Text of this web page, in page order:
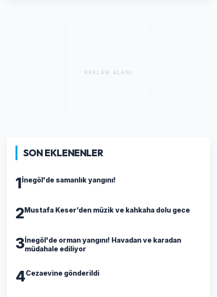
REKLAM ALANI
SON EKLENENLER
1İnegöl'de samanlık yangını!
2Mustafa Keser’den müzik ve kahkaha dolu gece
3İnegöl'de orman yangını! Havadan ve karadan
müdahale ediliyor
4Cezaevine gönderildi